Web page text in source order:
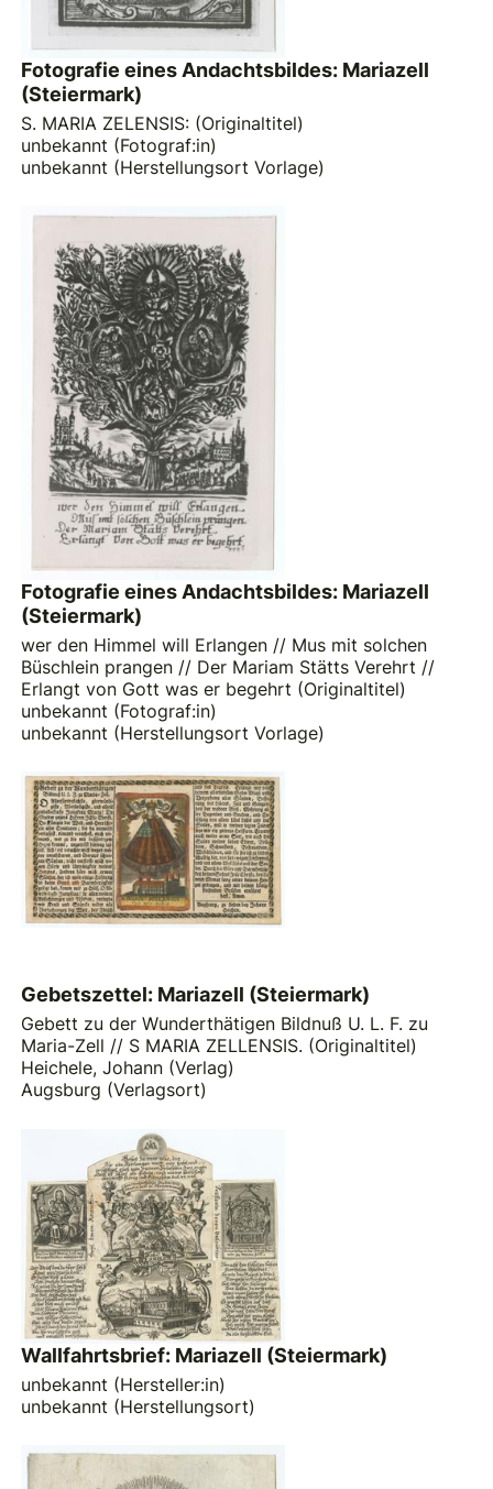
Fotografie eines Andachtsbildes: Mariazell
(Steiermark)
S. MARIA ZELENSIS: (Originaltitel)
unbekannt (Fotograf:in)
unbekannt (Herstellungsort Vorlage)
Fotografie eines Andachtsbildes: Mariazell
(Steiermark)
wer den Himmel will Erlangen // Mus mit solchen
Büschlein prangen // Der Mariam Stätts Verehrt //
Erlangt von Gott was er begehrt (Originaltitel)
unbekannt (Fotograf:in)
unbekannt (Herstellungsort Vorlage)
Gebetszettel: Mariazell (Steiermark)
Gebett zu der Wunderthätigen Bildnuß U. L. F. zu
Maria-Zell // S MARIA ZELLENSIS. (Originaltitel)
Heichele, Johann (Verlag)
Augsburg (Verlagsort)
Wallfahrtsbrief: Mariazell (Steiermark)
unbekannt (Hersteller:in)
unbekannt (Herstellungsort)